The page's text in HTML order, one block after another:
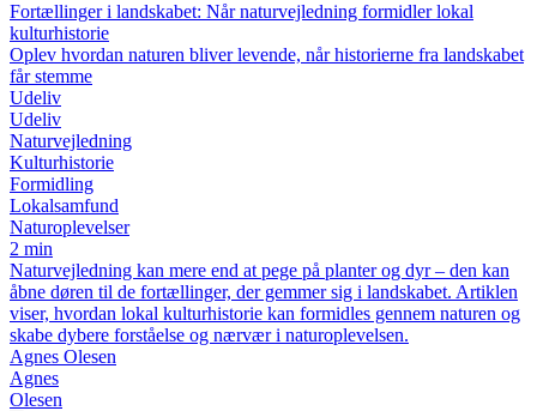
Fortællinger i landskabet: Når naturvejledning formidler lokal
kulturhistorie
Oplev hvordan naturen bliver levende, når historierne fra landskabet
får stemme
Udeliv
Udeliv
Naturvejledning
Kulturhistorie
Formidling
Lokalsamfund
Naturoplevelser
2 min
Naturvejledning kan mere end at pege på planter og dyr – den kan
åbne døren til de fortællinger, der gemmer sig i landskabet. Artiklen
viser, hvordan lokal kulturhistorie kan formidles gennem naturen og
skabe dybere forståelse og nærvær i naturoplevelsen.
Agnes Olesen
Agnes
Olesen